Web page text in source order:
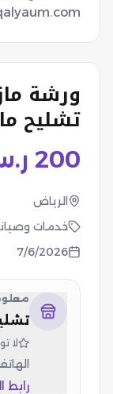
ورشة
تشليح
200
الرياض
خدمات
7/6/2026
لا
رابط